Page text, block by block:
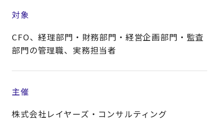
対象
CFO、経理部門・財務部門・経営企画部門・監査
部門の管理職、実務担当者​
主催
株式会社レイヤーズ・コンサルティング